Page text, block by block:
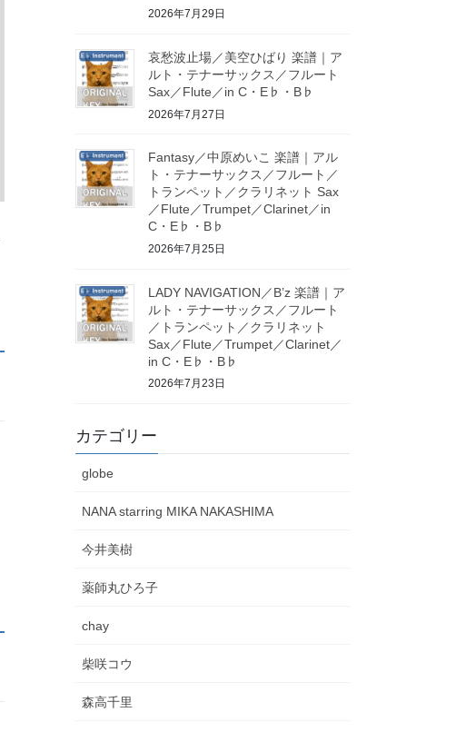
2026年7月29日
哀愁波止場／美空ひばり 楽譜｜ア
ルト・テナーサックス／フルート
Sax／Flute／in C・E♭・B♭
2026年7月27日
Fantasy／中原めいこ 楽譜｜アル
ト・テナーサックス／フルート／
トランペット／クラリネット Sax
／Flute／Trumpet／Clarinet／in
C・E♭・B♭
2026年7月25日
LADY NAVIGATION／B’z 楽譜｜ア
ルト・テナーサックス／フルート
／トランペット／クラリネット
Sax／Flute／Trumpet／Clarinet／
in C・E♭・B♭
2026年7月23日
カテゴリー
globe
NANA starring MIKA NAKASHIMA
今井美樹
薬師丸ひろ子
chay
柴咲コウ
森高千里